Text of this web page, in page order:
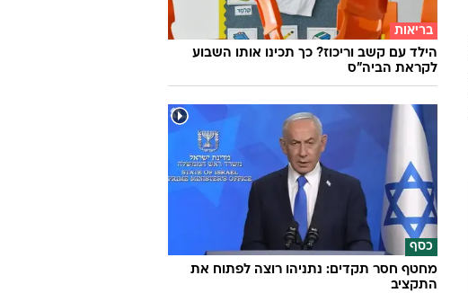
בריאות
הילד עם קשב וריכוז? כך תכינו אותו השבוע
לקראת הביה"ס
כסף
מחטף חסר תקדים: נתניהו רוצה לפתוח את
התקציב